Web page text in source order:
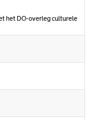
het DO-overleg culturele